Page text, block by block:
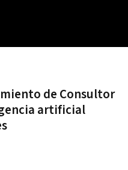
de Consultor
artificial